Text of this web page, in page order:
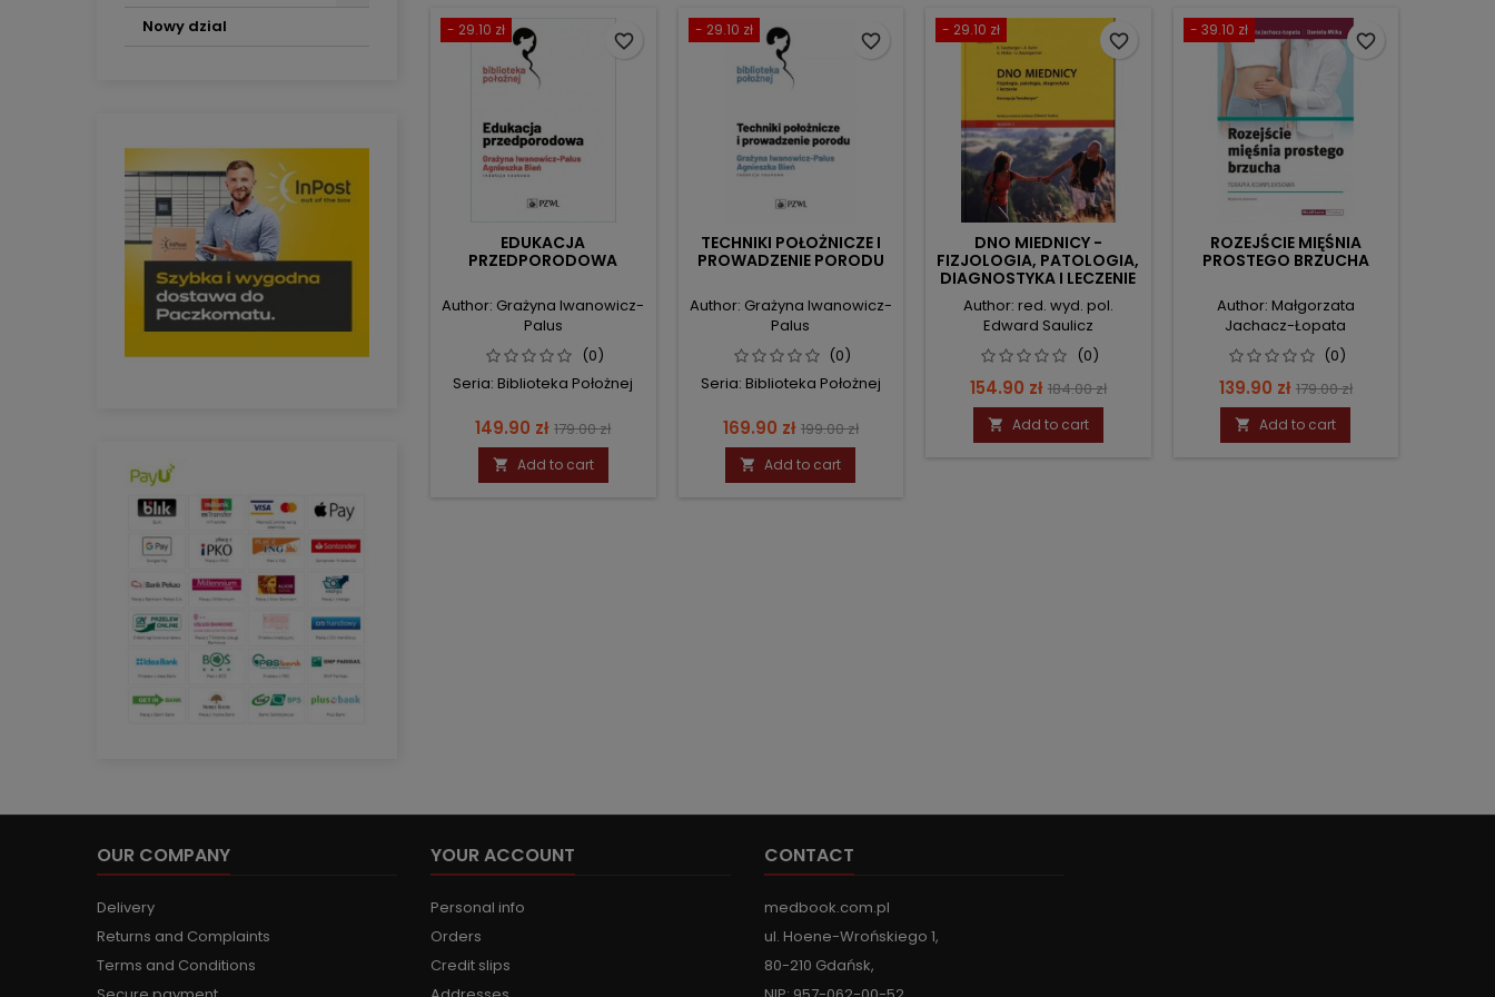
Nowy dzial
- 29.10 zł
EDUKACJA
PRZEDPORODOWA
Author: Grażyna Iwanowicz-
Palus
(0)
Seria: Biblioteka Położnej
Price
149.90 zł Regular
price
179.00 zł
 Add to cart
favorite_border
- 29.10 zł
TECHNIKI POŁOŻNICZE I
PROWADZENIE PORODU
Author: Grażyna Iwanowicz-
Palus
(0)
Seria: Biblioteka Położnej
Price
169.90 zł Regular
price
199.00 zł
 Add to cart
favorite_border
- 29.10 zł
DNO MIEDNICY -
FIZJOLOGIA, PATOLOGIA,
DIAGNOSTYKA I LECZENIE
Author: red. wyd. pol.
Edward Saulicz
(0)
Price
154.90 zł Regular
price
184.00 zł
 Add to cart
favorite_border
- 39.10 zł
ROZEJŚCIE MIĘŚNIA
PROSTEGO BRZUCHA
Author: Małgorzata
Jachacz-Łopata
(0)
Price
139.90 zł Regular
price
179.00 zł
 Add to cart
favorite_border
OUR COMPANY
Delivery
Returns and Complaints
Terms and Conditions
YOUR ACCOUNT
Personal info
Orders
Credit slips
CONTACT
medbook.com.pl
ul. Hoene-Wrońskiego 1,
80-210 Gdańsk,